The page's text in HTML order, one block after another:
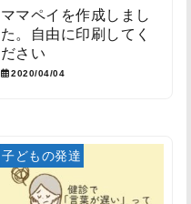
ママペイを作成しまし
た。自由に印刷してく
ださい
2020/04/04
子どもの発達